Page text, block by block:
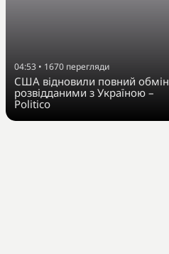
04:53 • 1670 перегляди
США відновили повний обмін
розвідданими з Україною –
Politico